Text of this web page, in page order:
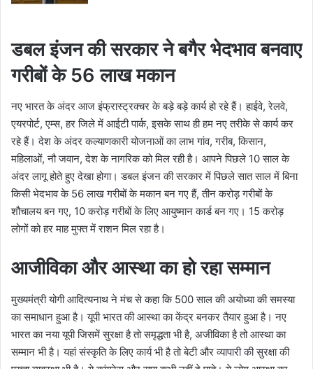
डबल इंजन की सरकार ने बगैर भेदभाव बनवाए
गरीबों के 56 लाख मकान
नए भारत के अंदर आज इंफ्रास्ट्रक्चर के बड़े बड़े कार्य हो रहे हैं। हाईवे, रेलवे,
एयरपोर्ट, एम्स, हर जिले में आईटी पार्क, इसके साथ ही हम नए तरीके से कार्य कर
रहे हैं। देश के अंदर कल्याणकारी योजनाओं का लाभ गांव, गरीब, किसान,
महिलाओं, नौ जवान, देश के नागरिक को मिल रही है। आपने पिछले 10 साल के
अंदर लागू होते हुए देखा होगा। डबल इंजन की सरकार में पिछले सात साल में बिना
किसी भेदभाव के 56 लाख गरीबों के मकान बन गए हैं, तीन करोड़ गरीबों के
शौचालय बन गए, 10 करोड़ गरीबों के लिए आयुष्मान कार्ड बन गए। 15 करोड़
लोगों को हर माह मुफ्त में राशन मिल रहा है।
आजीविका और आस्था का हो रहा सम्मान
मुख्यमंत्री योगी आदित्यनाथ ने मंच से कहा कि 500 साल की अयोध्या की समस्या
का समाधान हुआ है। यूपी भारत की आस्था का केंद्र बनकर तैयार हुआ है। नए
भारत का नया यूपी जिसमें सुरक्षा है तो समृद्धता भी है, अजीविका है तो आस्था का
सम्मान भी है। यहां संस्कृति के लिए कार्य भी है तो बेटी और व्यापारी की सुरक्षा की